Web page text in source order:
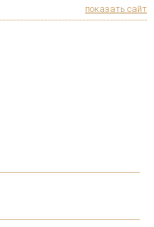
показать сайт